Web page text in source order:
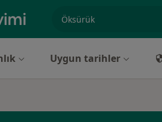
Uzmanlık, ilgi alanı ve
Uygun tarihler